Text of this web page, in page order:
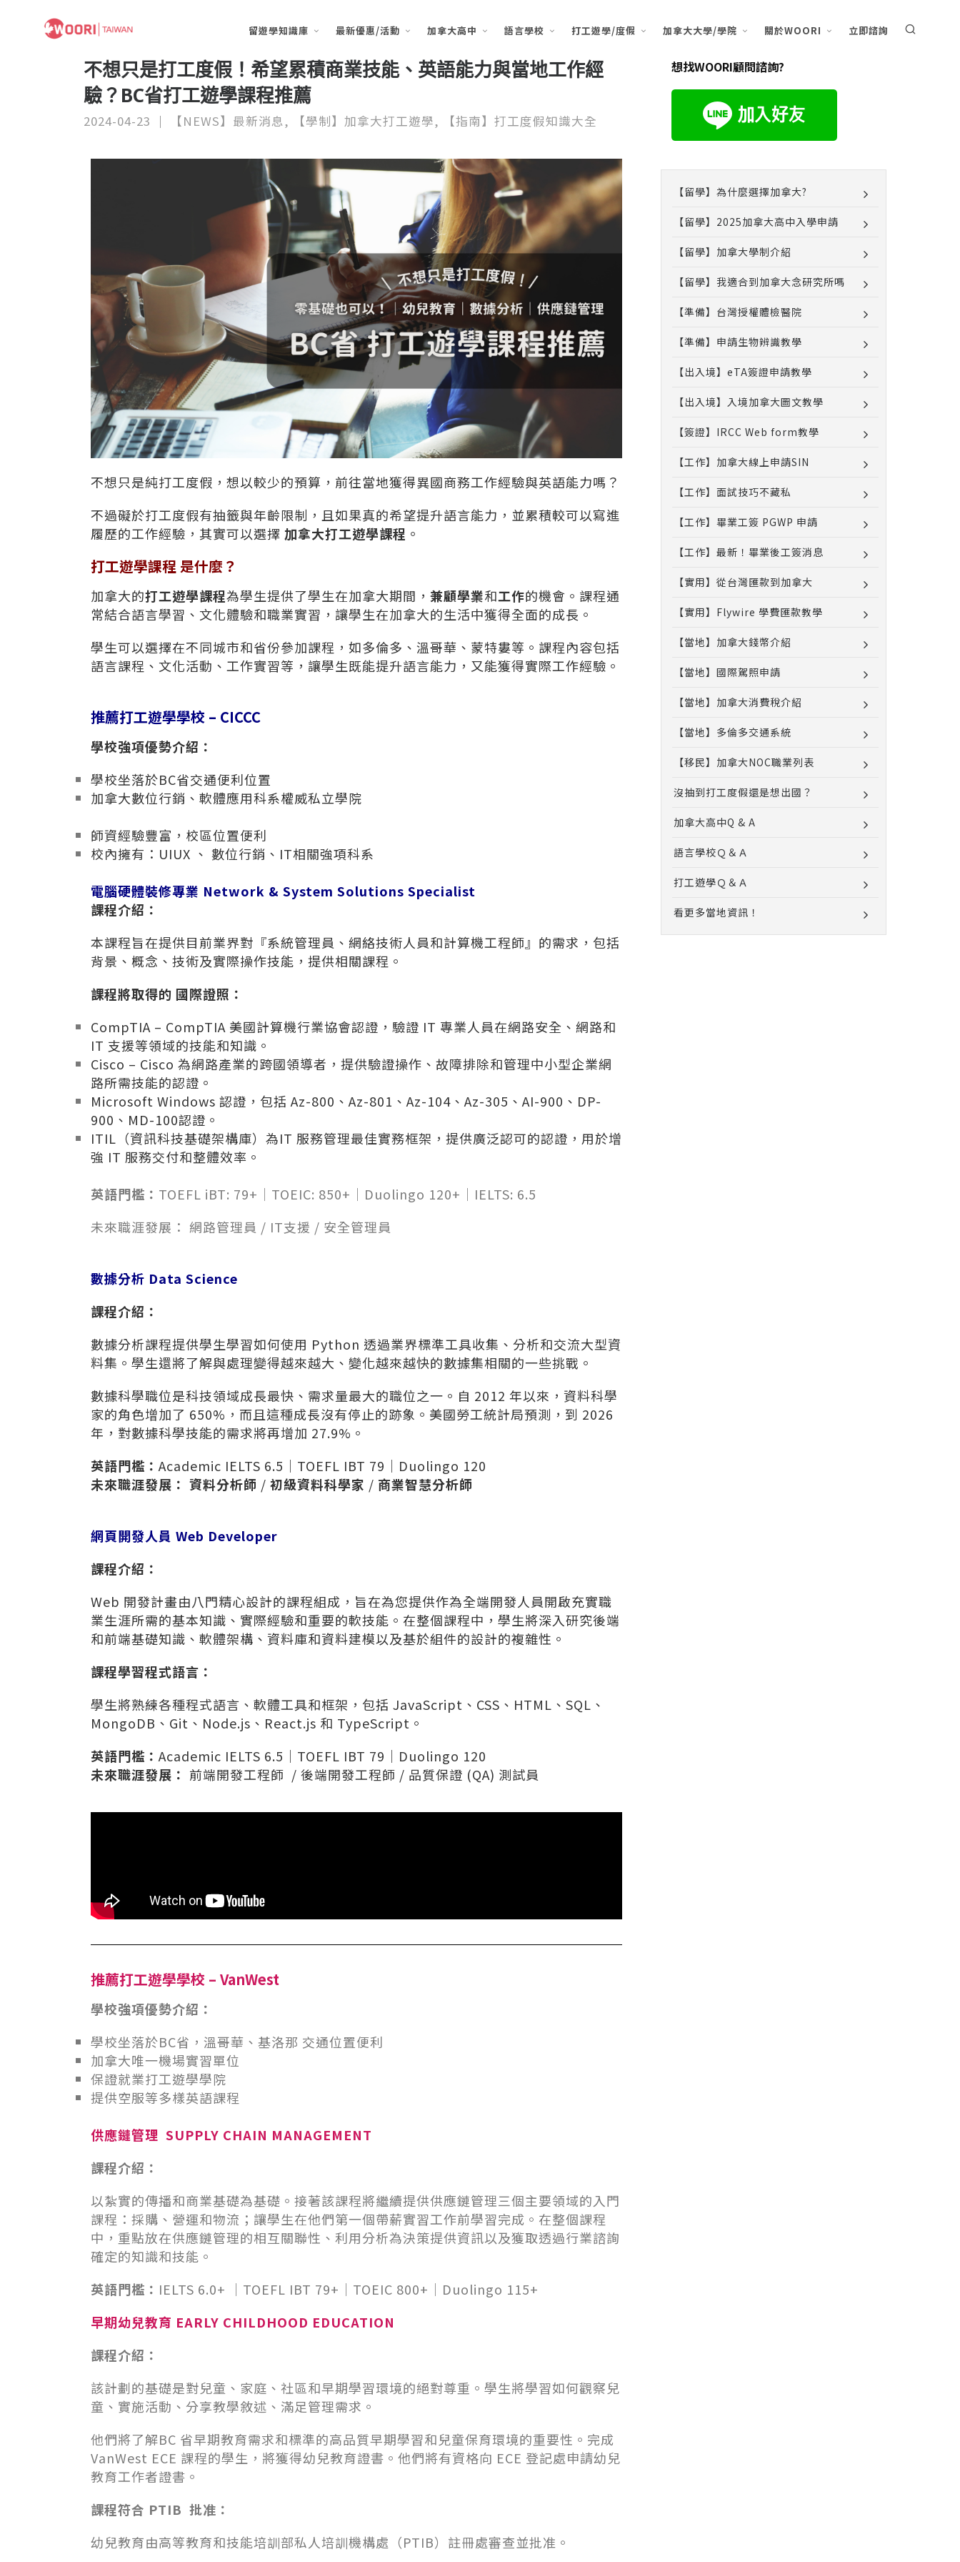
留遊學知識庫 最新優惠/活動 加拿大高中 語言學校 打工遊學/度假 加拿大大學/學院 關於WOORI 立即諮詢
不想只是打工度假！希望累積商業技能、英語能力與當地工作經
驗？BC省打工遊學課程推薦
2024-04-23 【NEWS】最新消息, 【學制】加拿大打工遊學, 【指南】打工度假知識大全
不想只是純打工度假，想以較少的預算，前往當地獲得異國商務工作經驗與英語能力嗎？
不過礙於打工度假有抽籤與年齡限制，且如果真的希望提升語言能力，並累積較可以寫進
履歷的工作經驗，其實可以選擇 加拿大打工遊學課程 。
打工遊學課程 是什麼？
加拿大的打工遊學課程為學生提供了學生在加拿大期間， 兼顧學業和工作的機會。課程通
常結合語言學習、文化體驗和職業實習，讓學生在加拿大的生活中獲得全面的成長。
學生可以選擇在不同城市和省份參加課程，如多倫多、溫哥華、蒙特婁等。課程內容包括
語言課程、文化活動、工作實習等，讓學生既能提升語言能力，又能獲得實際工作經驗。
推薦打工遊學學校 – CICCC
學校強項優勢介紹：
學校坐落於BC省交通便利位置
加拿大數位行銷、軟體應用科系權威私立學院
師資經驗豐富，校區位置便利
校內擁有：UIUX 、 數位行銷、IT相關強項科系
電腦硬體裝修專業 Network & System Solutions Specialist
課程介紹：
本課程旨在提供目前業界對『系統管理員 、 網絡技術人員和計算機工程師』的需求，包括
背景、概念、技術及實際操作技能，提供相關課程。
課程將取得的 國際證照 ：
CompTIA – CompTIA 美國計算機行業協會認證，驗證 IT 專業人員在網路安全、網路和
IT 支援等領域的技能和知識。
Cisco – Cisco 為網路產業的跨國領導者，提供驗證操作、故障排除和管理中小型企業網
路所需技能的認證。
Microsoft Windows 認證，包括 Az-800、Az-801、Az-104、Az-305、AI-900、DP-
900、MD-100認證。
ITIL（資訊科技基礎架構庫）為IT 服務管理最佳實務框架，提供廣泛認可的認證，用於增
強 IT 服務交付和整體效率。
英語門檻： TOEFL iBT: 79+｜TOEIC: 850+｜Duolingo 120+｜IELTS: 6.5
未來職涯發展： 網路管理員 / IT支援 / 安全管理員
數據分析 Data Science
課程介紹：
數據分析課程提供學生學習如何使用 Python 透過業界標準工具收集、分析和交流大型資
料集。學生還將了解與處理變得越來越大、變化越來越快的數據集相關的一些挑戰。
數據科學職位是科技領域成長最快、需求量最大的職位之一。自 2012 年以來，資料科學
家的角色增加了 650%，而且這種成長沒有停止的跡象。美國勞工統計局預測，到 2026
年，對數據科學技能的需求將再增加 27.9%。
英語門檻：Academic IELTS 6.5｜TOEFL IBT 79｜Duolingo 120
未來職涯發展： 資料分析師 / 初級資料科學家 / 商業智慧分析師
網頁開發人員 Web Developer
課程介紹：
Web 開發計畫由八門精心設計的課程組成，旨在為您提供作為全端開發人員開啟充實職
業生涯所需的基本知識、實際經驗和重要的軟技能。在整個課程中，學生將深入研究後端
和前端基礎知識、軟體架構、資料庫和資料建模以及基於組件的設計的複雜性。
課程學習程式語言：
學生將熟練各種程式語言、軟體工具和框架，包括 JavaScript、CSS、HTML、SQL、
MongoDB、Git、Node.js、React.js 和 TypeScript。
英語門檻：Academic IELTS 6.5｜TOEFL IBT 79｜Duolingo 120
未來職涯發展： 前端開發工程師 / 後端開發工程師 / 品質保證 (QA) 測試員
推薦打工遊學學校 – VanWest
學校強項優勢介紹：
學校坐落於BC省，溫哥華、基洛那 交通位置便利
加拿大唯一機場實習單位
保證就業打工遊學學院
提供空服等多樣英語課程
供應鏈管理 SUPPLY CHAIN MANAGEMENT
課程介紹：
以紮實的傳播和商業基礎為基礎。接著該課程將繼續提供供應鏈管理三個主要領域的入門
課程：採購、營運和物流；讓學生在他們第一個帶薪實習工作前學習完成。在整個課程
中，重點放在供應鏈管理的相互關聯性、利用分析為決策提供資訊以及獲取透過行業諮詢
確定的知識和技能。
英語門檻： IELTS 6.0+ ｜TOEFL IBT 79+｜TOEIC 800+｜Duolingo 115+
早期幼兒教育 EARLY CHILDHOOD EDUCATION
課程介紹：
該計劃的基礎是對兒童、家庭、社區和早期學習環境的絕對尊重。學生將學習如何觀察兒
童、實施活動、分享教學敘述、滿足管理需求。
他們將了解BC 省早期教育需求和標準的高品質早期學習和兒童保育環境的重要性。完成
VanWest ECE 課程的學生，將獲得幼兒教育證書。他們將有資格向 ECE 登記處申請幼兒
教育工作者證書。
課程符合 PTIB 批准：
幼兒教育由高等教育和技能培訓部私人培訓機構處（PTIB）註冊處審查並批准。
想找WOORI顧問諮詢?
【留學】為什麼選擇加拿大?
【留學】2025加拿大高中入學申請
【留學】加拿大學制介紹
【留學】我適合到加拿大念研究所嗎
【準備】台灣授權體檢醫院
【準備】申請生物辨識教學
【出入境】eTA簽證申請教學
【出入境】入境加拿大圖文教學
【簽證】IRCC Web form教學
【工作】加拿大線上申請SIN
【工作】面試技巧不藏私
【工作】畢業工簽 PGWP 申請
【工作】最新！畢業後工簽消息
【實用】從台灣匯款到加拿大
【實用】Flywire 學費匯款教學
【當地】加拿大錢幣介紹
【當地】國際駕照申請
【當地】加拿大消費稅介紹
【當地】多倫多交通系統
【移民】加拿大NOC職業列表
沒抽到打工度假還是想出國？
加拿大高中Q & A
語言學校Ｑ＆Ａ
打工遊學Ｑ＆Ａ
看更多當地資訊！